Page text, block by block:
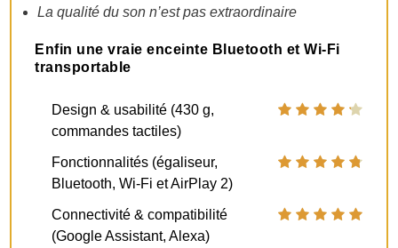
La qualité du son n’est pas extraordinaire
Enfin une vraie enceinte Bluetooth et Wi-Fi
transportable
Design & usabilité (430 g,
commandes tactiles)
Fonctionnalités (égaliseur,
Bluetooth, Wi-Fi et AirPlay 2)
Connectivité & compatibilité
(Google Assistant, Alexa)